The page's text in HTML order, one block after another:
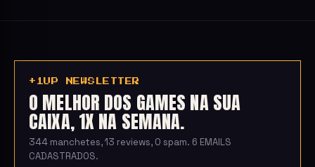
+1UP NEWSLETTER
O MELHOR DOS GAMES NA SUA
CAIXA, 1X NA SEMANA.
344 manchetes, 13 reviews, 0 spam. 6 EMAILS
CADASTRADOS.